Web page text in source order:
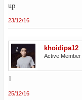
up
23/12/16
khoidipa12
Active Member
1
25/12/16